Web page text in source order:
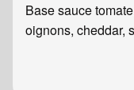
Base sauce
oignons, cheddar,